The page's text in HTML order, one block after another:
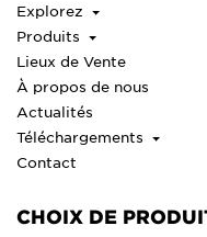
Explorez
Produits
Lieux de Vente
À propos de nous
Actualités
Téléchargements
Contact
CHOIX DE